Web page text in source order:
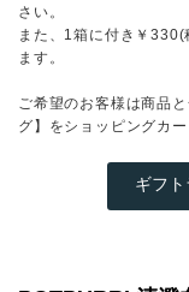
さい。
また、1箱に付き￥
ます。
ご希望のお客様は商品
グ】をショッピングカ
ギフ